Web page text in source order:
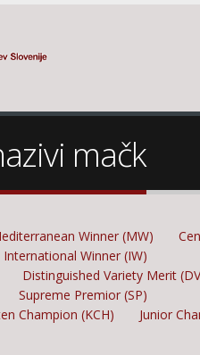
mačk
Winner (MW)
International Winner (IW)
Distinguished Variety Merit
Supreme Premior (SP)
Champion (KCH)
Junior